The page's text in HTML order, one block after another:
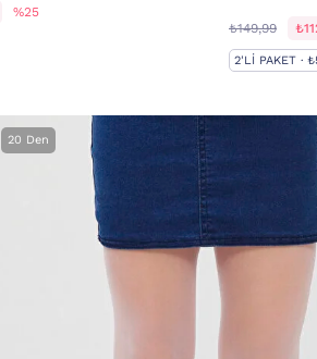
%25
₺149,99
2'LI PAKET ·
20 Den